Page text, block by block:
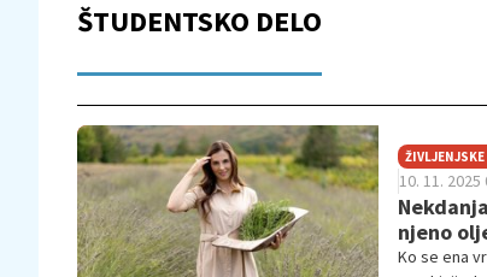
ŠTUDENTSKO DELO
10. 11. 2025
njeno
Ko se ena